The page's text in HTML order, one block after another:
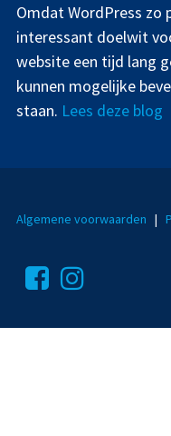
Omdat WordPress zo
interessant doelwit
website een tijd lang
kunnen mogelijke
staan. Lees deze blog
Algemene voorwaarden |